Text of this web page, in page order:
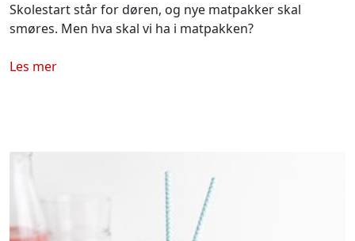
Skolestart står for døren, og nye matpakker skal
smøres. Men hva skal vi ha i matpakken?
Les mer